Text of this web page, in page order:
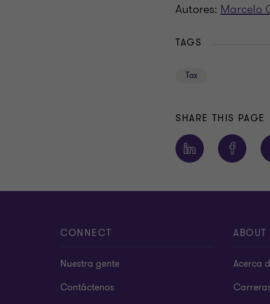
Autores: Marcelo
TAGS
Tax
SHARE THIS PAGE
CONNECT
Nuestra gente
Contáctenos
ABOUT
Acerca